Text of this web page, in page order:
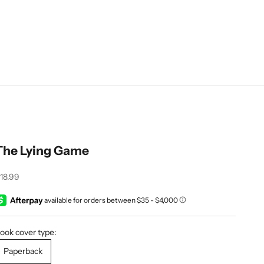
Lying Game
de oferta
cover type:
Paperback